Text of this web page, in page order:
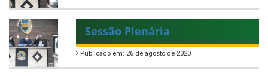
Sessão Plenária
Publicado em: 26 de agosto de 2020